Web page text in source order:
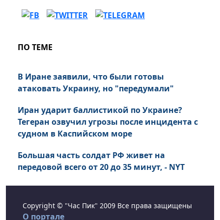
ПО ТЕМЕ
В Иране заявили, что были готовы
атаковать Украину, но "передумали"
Иран ударит баллистикой по Украине?
Тегеран озвучил угрозы после инцидента с
судном в Каспийском море
Большая часть солдат РФ живет на
передовой всего от 20 до 35 минут, - NYT
Copyright © "Час Пик" 2009 Все права защищены
О портале